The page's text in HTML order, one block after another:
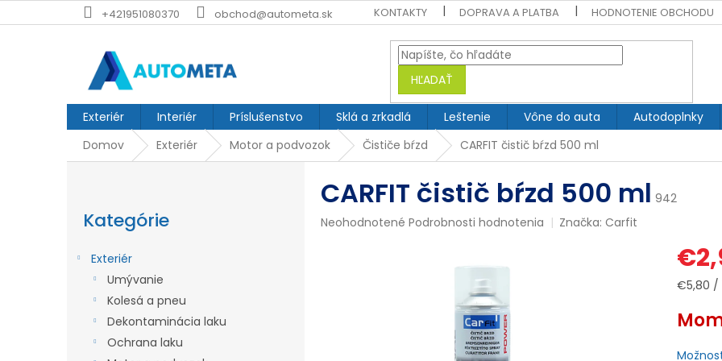
na
+421951080370 obchod@autometa.sk KONTAKTY DOPRAVA A PLATBA HODNOTENIE OBCHODU
HĽADAŤ
Exteriér Interiér Príslušenstvo Sklá a zrkadlá Leštenie Vône do auta Autodoplnky
Domov
Exteriér Motor a podvozok Čističe bŕzd CARFIT čistič bŕzd 500 ml
ý
kategórie
Kategórie
Exteriér
Umývanie
Kolesá a pneu
Dekontaminácia laku
Ochrana laku
CARFIT čistič bŕzd 500 ml 942
Priemerné
Neohodnotené Podrobnosti hodnotenia Značka:Carfit
€5,80 /